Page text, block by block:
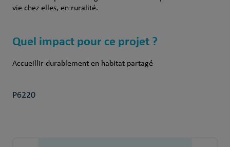
vie chez elles, en ruralité.
Quel impact pour ce projet ?
Accueillir durablement en habitat partagé
P6220